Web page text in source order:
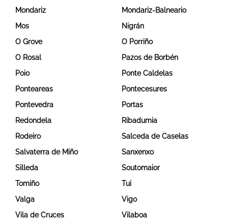
Mondariz
Mondariz-Balneario
Mos
Nigrán
O Grove
O Porriño
O Rosal
Pazos de Borbén
Poio
Ponte Caldelas
Ponteareas
Pontecesures
Pontevedra
Portas
Redondela
Ribadumia
Rodeiro
Salceda de Caselas
Salvaterra de Miño
Sanxenxo
Silleda
Soutomaior
Tomiño
Tui
Valga
Vigo
Vila de Cruces
Vilaboa